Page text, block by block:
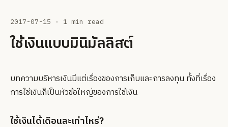
2017-07-15 · 1 min read
ใช้เงินแบบมินิมัลลิสต์
บทความบริหารเงินมีแต่เรื่องของการเก็บและการลงทุน ทั้งที่เรื่อง
การใช้เงินก็เป็นหัวข้อใหญ่ของการใช้เงิน
ใช้เงินได้เดือนละเท่าไหร่?